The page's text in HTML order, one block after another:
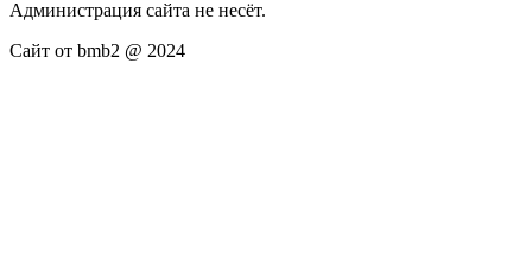
Администрация сайта не несёт.
Сайт от bmb2 @ 2024